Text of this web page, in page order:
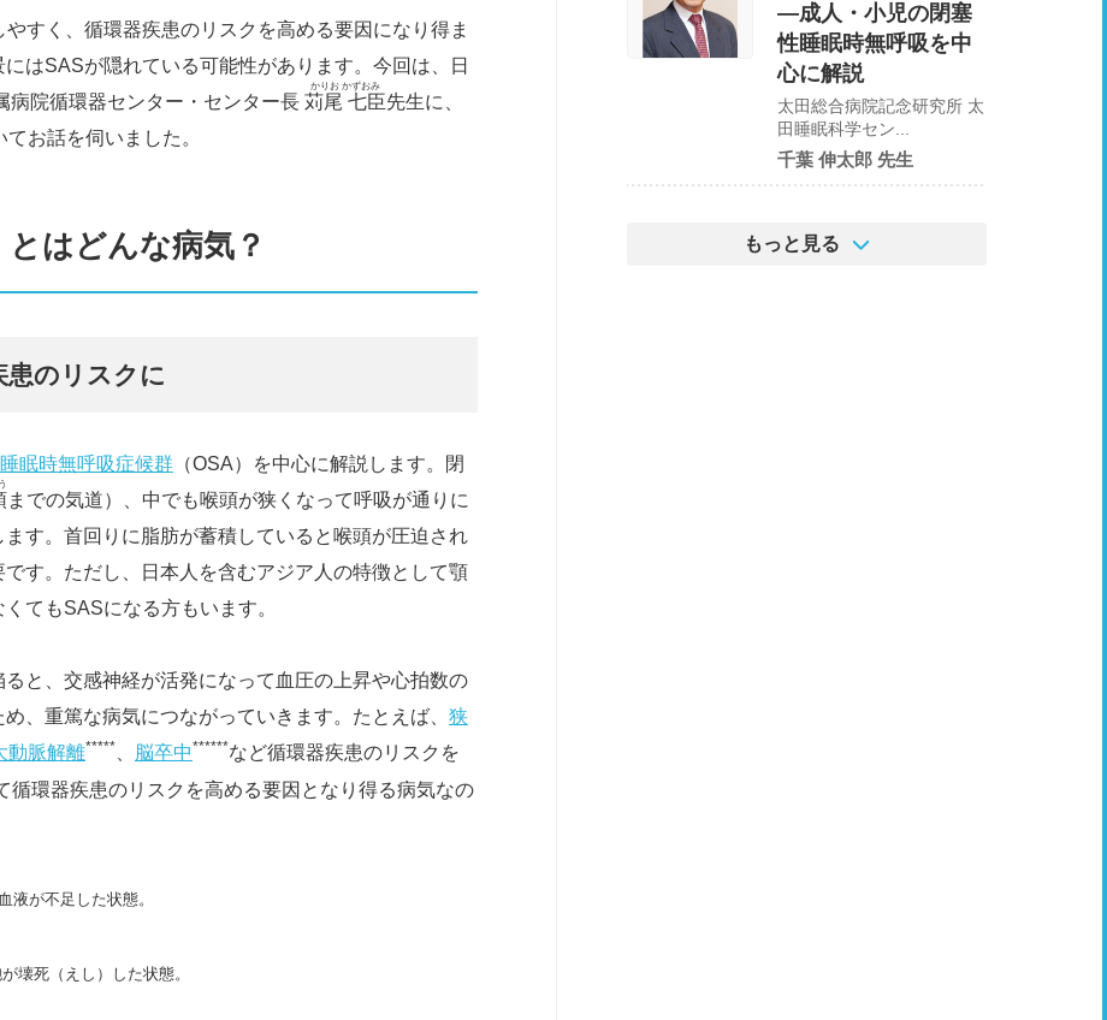
やすく、循環器疾患のリスクを高める要因になり得ま
はSASが隠れている可能性があります。今回は、日
病院循環器センター・センター長 苅尾 七臣
かりお かずおみ
先生に、
お話を伺いました。
はどんな病気？
患のリスクに
睡眠時無呼吸症候群 （OSA）を中心に解説します。閉
までの気道）、中でも喉頭が狭くなって呼吸が通りに
す。首回りに脂肪が蓄積していると喉頭が圧迫され
す。ただし、日本人を含むアジア人の特徴として顎
てもSASになる方もいます。
と、交感神経が活発になって血圧の上昇や心拍数の
、重篤な病気につながっていきます。たとえば、 狭
動脈解離***** 脳卒中******など循環器疾患のリスクを
循環器疾患のリスクを高める要因となり得る病気なの
液が不足した状態。
壊死（えし）した状態。
―成人・小児の閉塞
性睡眠時無呼吸を中
心に解説
太田総合病院記念研究所 太
田睡眠科学セン...
千葉 伸太郎 先生
もっと見る